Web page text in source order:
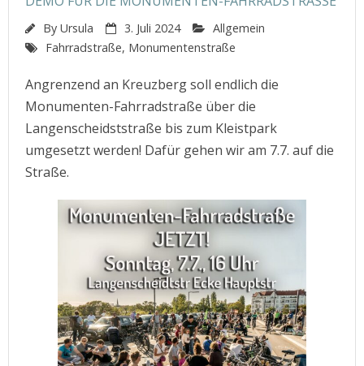
By Ursula 3. Juli 2024
Allgemein
Fahrradstraße, Monumentenstraße
Angrenzend an Kreuzberg soll endlich die
Monumenten-Fahrradstraße über die
Langenscheidststraße bis zum Kleistpark
umgesetzt werden! Dafür gehen wir am 7.7. auf die
Straße.